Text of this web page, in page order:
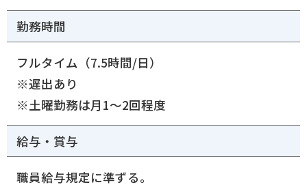
勤務時間
フルタイム（7.5時間/日）
※遅出あり
※土曜勤務は月1～2回程度
給与・賞与
職員給与規定に準ずる。